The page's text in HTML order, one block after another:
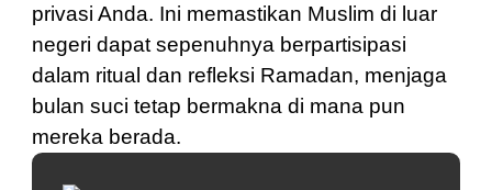
privasi Anda. Ini memastikan Muslim di luar
negeri dapat sepenuhnya berpartisipasi
dalam ritual dan refleksi Ramadan, menjaga
bulan suci tetap bermakna di mana pun
mereka berada.